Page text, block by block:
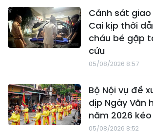
Cảnh sát
Cai kịp thời
cháu bé gặp
cứu
05/08/2026 8:57
Bộ Nội vụ đề
dịp Ngày Văn
năm 2026
05/08/2026 8:52